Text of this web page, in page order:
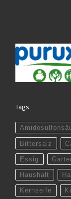
Tags
Bittersalz
Essig
Haushalt
Kernseife